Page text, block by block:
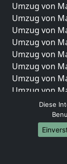
Umzug von
Umzug von
Umzug von
Umzug von
Umzug von
Umzug von
Umzug von
Umzug von
Umzug von
Umzug von
Umzug von
Diese